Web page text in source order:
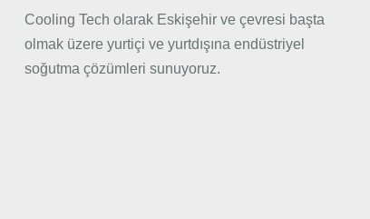
Cooling Tech olarak Eskişehir ve çevresi başta
olmak üzere yurtiçi ve yurtdışına endüstriyel
soğutma çözümleri sunuyoruz.